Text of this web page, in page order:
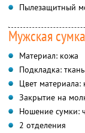
Пылезащитный
Мужская
Материал: кожа
Подкладка: ткань
Цвет материала:
Закрытие на
Ношение сумки:
2 отделения